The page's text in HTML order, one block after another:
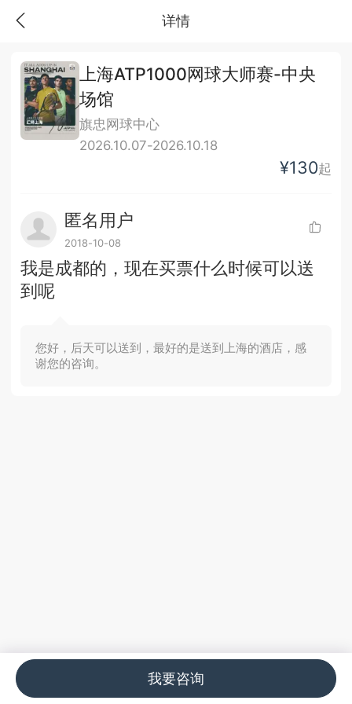
详情
上海ATP1000网球大师赛-中央
场馆
旗忠网球中心
2026.10.07-2026.10.18
¥130起
匿名用户
2018-10-08
我是成都的，现在买票什么时候可以送
到呢
您好，后天可以送到，最好的是送到上海的酒店，感
谢您的咨询。
我要咨询